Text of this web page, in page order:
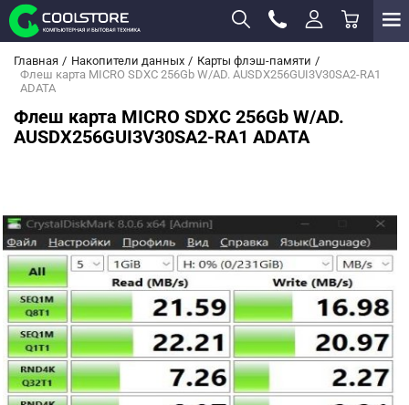
Главная Накопители данных
Карты флэш-памяти
Флеш карта MICRO SDXC 256Gb W/AD. AUSDX256GUI3V30SA2-RA1
ADATA
Флеш карта MICRO SDXC 256Gb W/AD.
AUSDX256GUI3V30SA2-RA1 ADATA